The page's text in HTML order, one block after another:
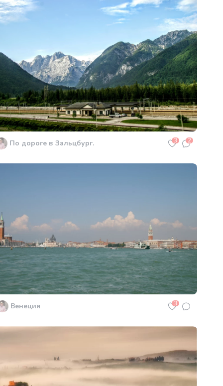
По дороге в Зальцбург. 3 2
Венеция 3